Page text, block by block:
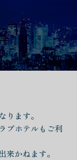
ます。
ブホテルもご利
かねます。